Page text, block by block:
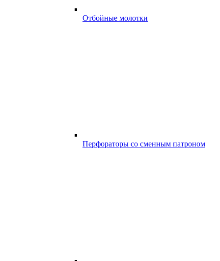
Отбойные молотки
Перфораторы со сменным патроном